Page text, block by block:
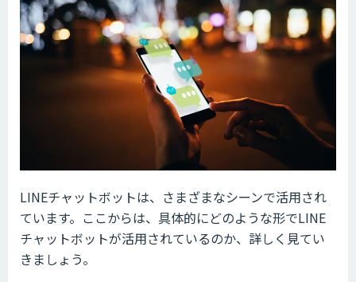
LINEチャットボットは、さまざまなシーンで活用され
ています。ここからは、具体的にどのような形でLINE
チャットボットが活用されているのか、詳しく見てい
きましょう。